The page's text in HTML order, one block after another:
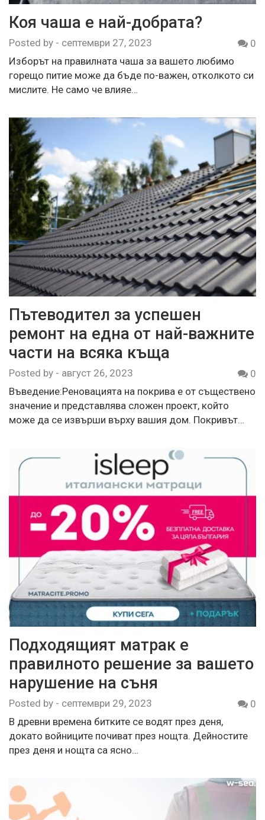
Коя чаша е най-добрата?
Posted by - септември 27, 2023
0
Изборът на правилната чаша за вашето любимо
горещо питие може да бъде по-важен, отколкото си
мислите. Не само че влияе…
Пътеводител за успешен
ремонт на една от най-важните
части на всяка къща
Posted by - август 26, 2023
0
Въведение:Реновацията на покрива е от съществено
значение и представлява сложен проект, който
може да се извърши върху вашия дом. Покривът…
Подходящият матрак е
правилното решение за вашето
нарушение на съня
Posted by - септември 29, 2023
0
В древни времена битките се водят през деня,
докато войниците почиват през нощта. Дейностите
през деня и нощта са ясно…